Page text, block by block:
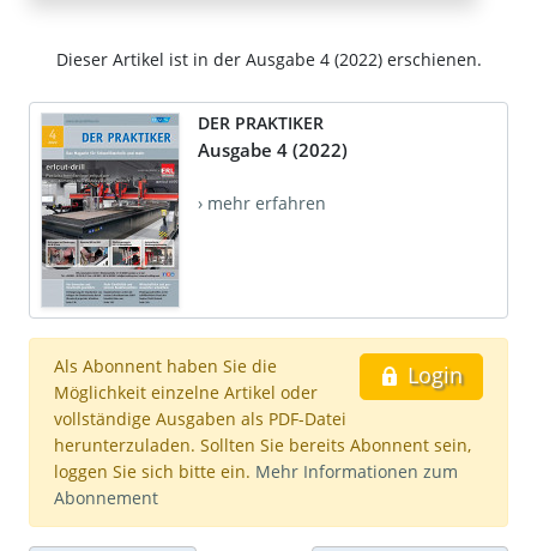
Dieser Artikel ist in der Ausgabe 4 (2022) erschienen.
DER PRAKTIKER
Ausgabe 4 (2022)
› mehr erfahren
Login
Als Abonnent haben Sie die
Möglichkeit einzelne Artikel oder
vollständige Ausgaben als PDF-Datei
herunterzuladen. Sollten Sie bereits Abonnent sein,
loggen Sie sich bitte ein. Mehr Informationen zum
Abonnement